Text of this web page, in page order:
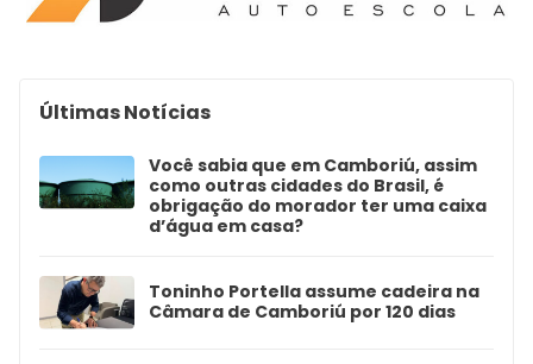
Últimas Notícias
Você sabia que em Camboriú, assim
como outras cidades do Brasil, é
obrigação do morador ter uma caixa
d’água em casa?
Toninho Portella assume cadeira na
Câmara de Camboriú por 120 dias